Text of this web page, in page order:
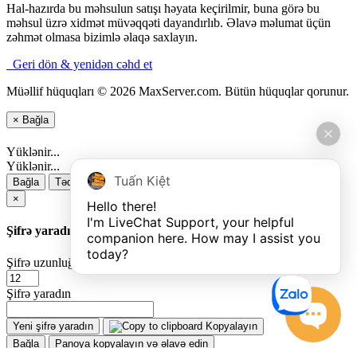
Hal-hazırda bu məhsulun satışı həyata keçirilmir, buna görə bu
məhsul üzrə xidmət müvəqqəti dayandırlıb. Əlavə məlumat üçün
zəhmət olmasa bizimlə əlaqə saxlayın.
Geri dön & yenidən cəhd et
Müəllif hüquqları © 2026 MaxServer.com. Bütün hüquqlar qorunur.
× Bağla
Yüklənir...
Yüklənir...
Bağla
Təqdim
×
Şifrə yaradın
Şifrə uzunluğu
Şifrə yaradın
Yeni şifrə yaradın
Kopyalayın
Bağla
Panoya kopyalayın və əlavə edin
Tuấn Kiệt
Hello there!
I'm LiveChat Support, your helpful
companion here. How may I assist you
today?